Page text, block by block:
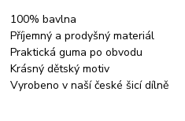
100% bavlna
Příjemný a prodyšný materiál
Praktická guma po obvodu
Krásný dětský motiv
Vyrobeno v naší české šicí dílně